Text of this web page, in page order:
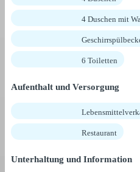
4 Duschen mit
6 Toiletten
Aufenthalt und Versorgung
Restaurant
Unterhaltung und Information